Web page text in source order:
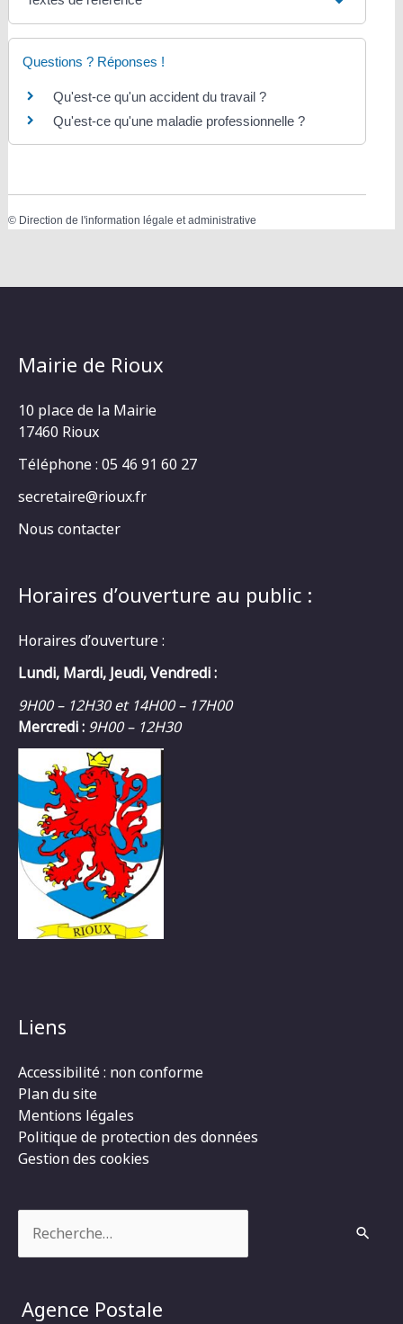
Questions ? Réponses !
Qu'est-ce qu'un accident du travail ?
Qu'est-ce qu'une maladie professionnelle ?
© Direction de l'information légale et administrative
Mairie de Rioux
10 place de la Mairie
17460 Rioux
Téléphone : 05 46 91 60 27
secretaire@rioux.fr
Nous contacter
Horaires d’ouverture au public :
Horaires d’ouverture :
Lundi, Mardi, Jeudi, Vendredi :
9H00 – 12H30 et 14H00 – 17H00
Mercredi : 9H00 – 12H30
Liens
Accessibilité : non conforme
Plan du site
Mentions légales
Politique de protection des données
Gestion des cookies
Agence Postale